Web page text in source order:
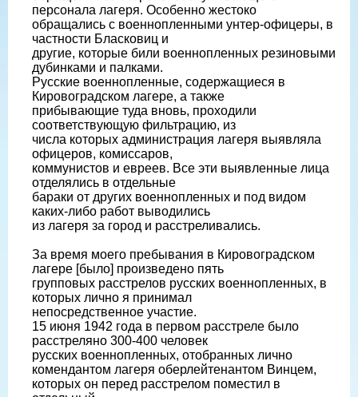
персонала лагеря. Особенно жестоко
обращались с военнопленными унтер-офицеры, в
частности Бласковиц и
другие, которые били военнопленных резиновыми
дубинками и палками.
Русские военнопленные, содержащиеся в
Кировоградском лагере, а также
прибывающие туда вновь, проходили
соответствующую фильтрацию, из
числа которых администрация лагеря выявляла
офицеров, комиссаров,
коммунистов и евреев. Все эти выявленные лица
отделялись в отдельные
бараки от других военнопленных и под видом
каких-либо работ выводились
из лагеря за город и расстреливались.
За время моего пребывания в Кировоградском
лагере [было] произведено пять
групповых расстрелов русских военнопленных, в
которых лично я принимал
непосредственное участие.
15 июня 1942 года в первом расстреле было
расстреляно 300-400 человек
русских военнопленных, отобранных лично
комендантом лагеря оберлейтенантом Винцем,
которых он перед расстрелом поместил в